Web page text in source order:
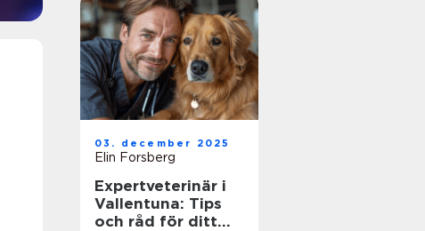
03. december 2025
Elin Forsberg
Expertveterinär i
Vallentuna: Tips
och råd för ditt